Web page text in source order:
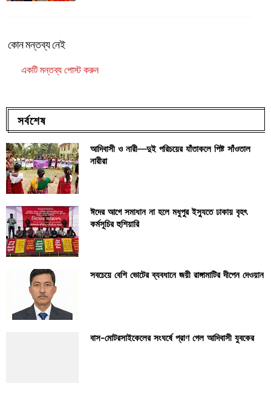
কোন মন্তব্য নেই
একটি মন্তব্য পোস্ট করুন
সর্বশেষ
আদিবাসী ও নারী—দুই পরিচয়ের যাঁতাকলে পিষ্ট সাঁওতাল
নারীরা
ঈদের আগে সমাধান না হলে মধুপুর ইস্যুতে ঢাকায় বৃহৎ
কর্মসূচির হুশিয়ারি
সবচেয়ে বেশি ভোটের ব্যবধানে জয়ী রাঙ্গামাটির দীপেন দেওয়ান
বাস-মোটরসাইকেলের সংঘর্ষে প্রাণ গেল আদিবাসী যুবকের